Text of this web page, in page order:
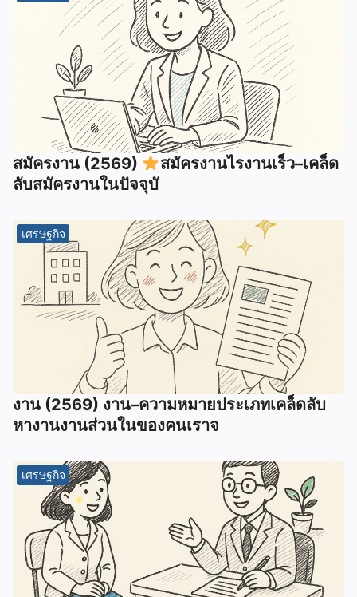
สมัครงาน (2569)
สมัครงานไรงานเร็ว–เคล็ด
ลับสมัครงานในปัจจุบั
เศรษฐกิจ
งาน (2569) งาน–ความหมายประเภทเคล็ดลับ
หางานงานส่วนในของคนเราจ
เศรษฐกิจ